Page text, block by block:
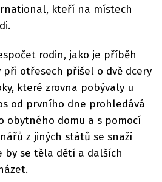
kteří na místech
rodin, jako je příběh
při otřesech přišel o dvě dcery
které zrovna pobývaly u
od prvního dne prohledává
obytného domu a s pomocí
z jiných států se snaží
by se těla dětí a dalších